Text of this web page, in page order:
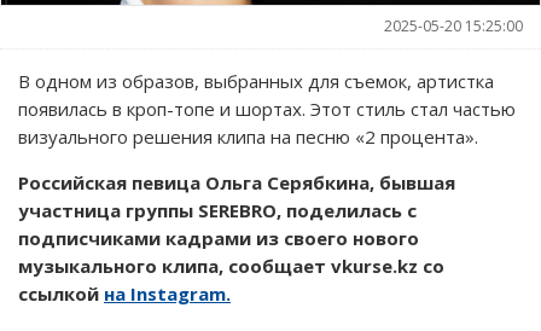
2025-05-20 15:25:00
В одном из образов, выбранных для съемок, артистка
появилась в кроп-топе и шортах. Этот стиль стал частью
визуального решения клипа на песню «2 процента».
Российская певица Ольга Серябкина, бывшая
участница группы SEREBRO, поделилась с
подписчиками кадрами из своего нового
музыкального клипа, сообщает vkurse.kz со
ссылкой на Instagram.